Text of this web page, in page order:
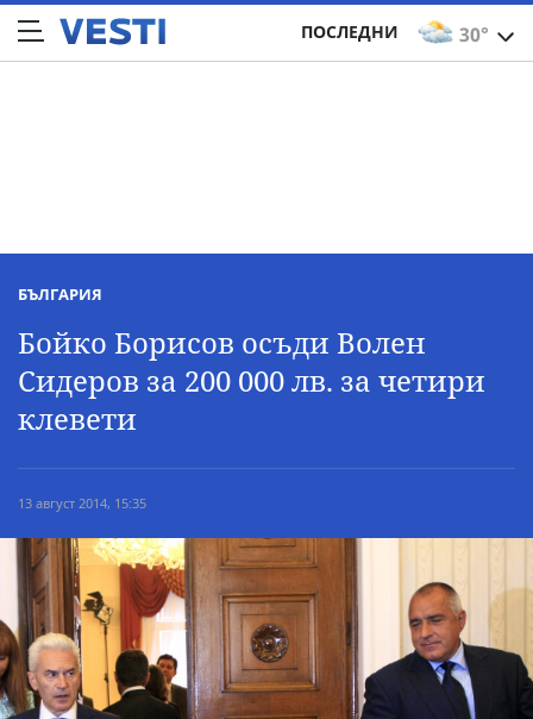
30°
ПОСЛЕДНИ
БЪЛГАРИЯ
Бойко Борисов осъди Волен
Сидеров за 200 000 лв. за четири
клевети
13 август 2014, 15:35